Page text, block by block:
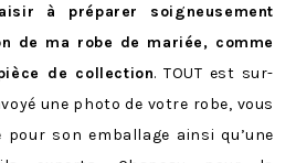
à préparer soigneusement
de ma robe de mariée, comme
de collection. TOUT est sur-
une photo de votre robe, vous
pour son emballage ainsi qu’une